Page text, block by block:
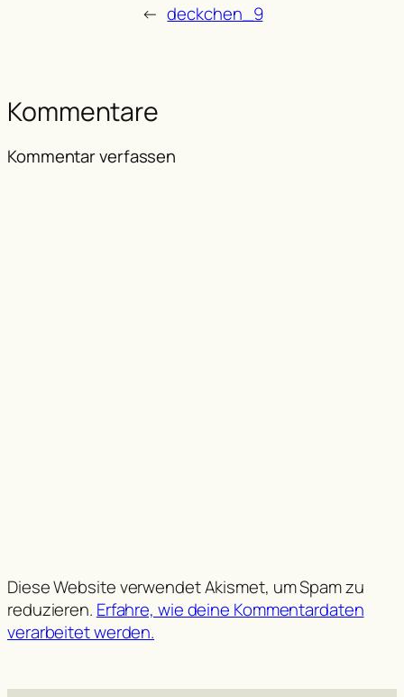
← deckchen_9
Kommentare
Kommentar verfassen
Diese Website verwendet Akismet, um Spam zu
reduzieren. Erfahre, wie deine Kommentardaten
verarbeitet werden.